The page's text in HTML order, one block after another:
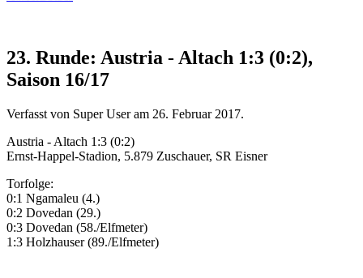
23. Runde: Austria - Altach 1:3 (0:2),
Saison 16/17
Verfasst von Super User am 26. Februar 2017.
Austria - Altach 1:3 (0:2)
Ernst-Happel-Stadion, 5.879 Zuschauer, SR Eisner
Torfolge:
0:1 Ngamaleu (4.)
0:2 Dovedan (29.)
0:3 Dovedan (58./Elfmeter)
1:3 Holzhauser (89./Elfmeter)